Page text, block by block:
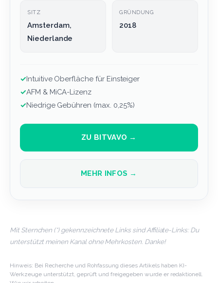
SITZ
Amsterdam,
Niederlande
GRÜNDUNG
2018
✓Intuitive Oberfläche für Einsteiger
✓AFM & MiCA-Lizenz
✓Niedrige Gebühren (max. 0,25%)
ZU BITVAVO →
MEHR INFOS →
Mit Sternchen (*) gekennzeichnete Links sind Affiliate-Links: Du
unterstützt meinen Kanal ohne Mehrkosten. Danke!
Hinweis: Bei Recherche und Rohfassung dieses Artikels haben KI-
Werkzeuge unterstützt, geprüft und freigegeben wurde er redaktionell.